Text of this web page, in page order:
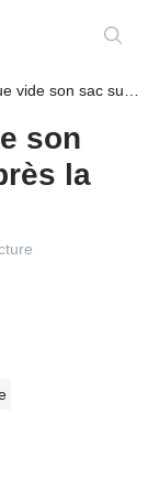
sur Zaire-Emery après la finale
son
la